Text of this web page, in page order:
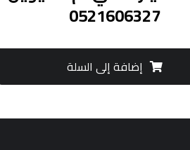
0521606327
إضافة إلى السلة